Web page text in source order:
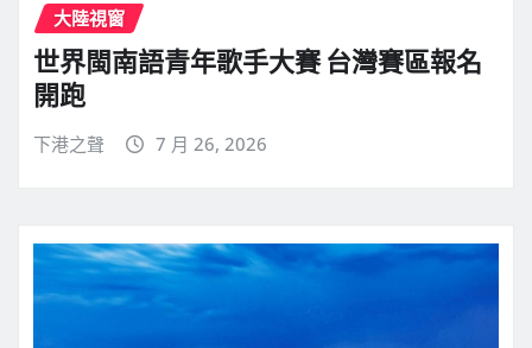
大陸視窗
世界閩南語青年歌手大賽 台灣賽區報名
開跑
下港之聲 7 月 26, 2026